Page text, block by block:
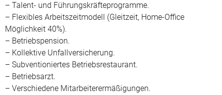
– Talent- und Führungskräfteprogramme.
– Flexibles Arbeitszeitmodell (Gleitzeit, Home-Office
Möglichkeit 40%).
– Betriebspension.
– Kollektive Unfallversicherung.
– Subventioniertes Betriebsrestaurant.
– Betriebsarzt.
– Verschiedene Mitarbeiterermäßigungen.